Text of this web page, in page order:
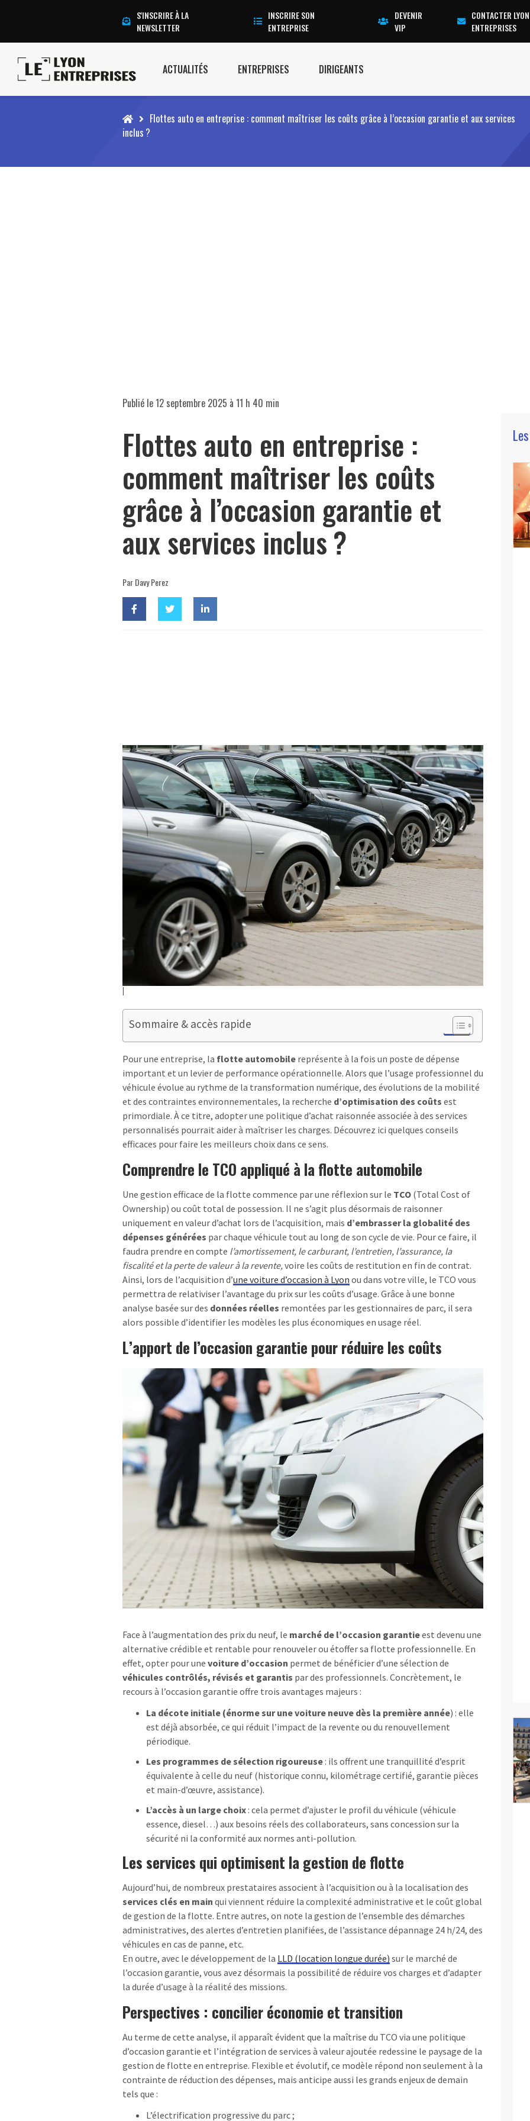
S'INSCRIRE À LA
NEWSLETTER
INSCRIRE SON
ENTREPRISE
DEVENIR
VIP
CONTACTER LYON
ENTREPRISES
ACTUALITÉS ENTREPRISES DIRIGEANTS
Accueil Flottes auto en entreprise : comment maîtriser les coûts grâce à l’occasion garantie et aux services
inclus ?
Publié le12 septembre 2025 à 11 h 40 min
Flottes auto en entreprise :
comment maîtriser les coûts
grâce à l’occasion garantie et
aux services inclus ?
Par Davy Perez
Sommaire & accès rapide
Pour une entreprise, la flotte automobile représente à la fois un poste de dépense
important et un levier de performance opérationnelle. Alors que l’usage professionnel du
véhicule évolue au rythme de la transformation numérique, des évolutions de la mobilité
et des contraintes environnementales, la recherche d’optimisation des coûts est
primordiale. À ce titre, adopter une politique d’achat raisonnée associée à des services
personnalisés pourrait aider à maîtriser les charges. Découvrez ici quelques conseils
efficaces pour faire les meilleurs choix dans ce sens.
Comprendre le TCO appliqué à la flotte automobile
Une gestion efficace de la flotte commence par une réflexion sur le TCO (Total Cost of
Ownership) ou coût total de possession. Il ne s’agit plus désormais de raisonner
uniquement en valeur d’achat lors de l’acquisition, mais d’embrasser la globalité des
dépenses générées par chaque véhicule tout au long de son cycle de vie. Pour ce faire, il
faudra prendre en compte l’amortissement, le carburant, l’entretien, l’assurance, la
fiscalité et la perte de valeur à la revente, voire les coûts de restitution en fin de contrat.
Ainsi, lors de l’acquisition d’une voiture d’occasion à Lyon ou dans votre ville, le TCO vous
permettra de relativiser l’avantage du prix sur les coûts d’usage. Grâce à une bonne
analyse basée sur des données réelles remontées par les gestionnaires de parc, il sera
alors possible d’identifier les modèles les plus économiques en usage réel.
L’apport de l’occasion garantie pour réduire les coûts
Face à l’augmentation des prix du neuf, le marché de l’occasion garantieest devenu une
alternative crédible et rentable pour renouveler ou étoffer sa flotte professionnelle. En
effet, opter pour une voiture d’occasion permet de bénéficier d’une sélection de
véhicules contrôlés, révisés et garantis par des professionnels. Concrètement, le
recours à l’occasion garantie offre trois avantages majeurs :
La décote initiale (énorme sur une voiture neuve dès la première année) : elle
est déjà absorbée, ce qui réduit l’impact de la revente ou du renouvellement
périodique.
Les programmes de sélection rigoureuse : ils offrent une tranquillité d’esprit
équivalente à celle du neuf (historique connu, kilométrage certifié, garantie pièces
et main-d’œuvre, assistance).
L’accès à un large choix : cela permet d’ajuster le profil du véhicule (véhicule
essence, diesel…) aux besoins réels des collaborateurs, sans concession sur la
sécurité ni la conformité aux normes anti-pollution.
Les services qui optimisent la gestion de flotte
Aujourd’hui, de nombreux prestataires associent à l’acquisition ou à la localisation des
services clés en main qui viennent réduire la complexité administrative et le coût global
de gestion de la flotte. Entre autres, on note la gestion de l’ensemble des démarches
administratives, des alertes d’entretien planifiées, de l’assistance dépannage 24 h/24, des
véhicules en cas de panne, etc.
En outre, avec le développement de la LLD (location longue durée) sur le marché de
l’occasion garantie, vous avez désormais la possibilité de réduire vos charges et d’adapter
la durée d’usage à la réalité des missions.
Perspectives : concilier économie et transition
Au terme de cette analyse, il apparaît évident que la maîtrise du TCO via une politique
d’occasion garantie et l’intégration de services à valeur ajoutée redessine le paysage de la
gestion de flotte en entreprise. Flexible et évolutif, ce modèle répond non seulement à la
contrainte de réduction des dépenses, mais anticipe aussi les grands enjeux de demain
tels que :
L’électrification progressive du parc ;